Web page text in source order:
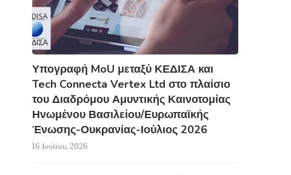
Υπογραφή MoU μεταξύ ΚΕΔΙΣΑ και
Tech Connecta Vertex Ltd στο πλαίσιο
του Διαδρόμου Αμυντικής Καινοτομίας
Ηνωμένου Βασιλείου/Ευρωπαϊκής
Ένωσης-Ουκρανίας-Ιούλιος 2026
16 Ιουλίου, 2026